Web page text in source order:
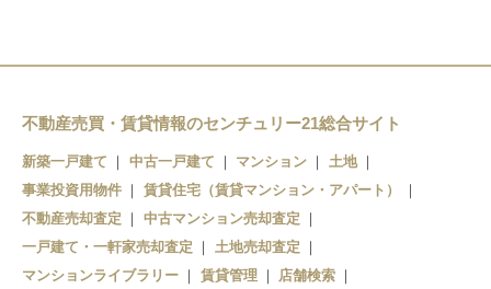
不動産売買・賃貸情報のセンチュリー21総合サイト
新築一戸建て 中古一戸建て マンション
土地
事業投資用物件
賃貸住宅（賃貸マンション・アパート）
不動産売却査定
中古マンション売却査定
一戸建て・一軒家売却査定
土地売却査定
マンションライブラリー
賃貸管理
店舗検索